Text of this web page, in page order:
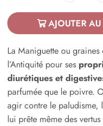
AJOUTER
La Maniguette ou
l’Antiquité pour ses
diurétiques et
parfumée que le poivre.
agir contre le paludisme,
lui prête même des